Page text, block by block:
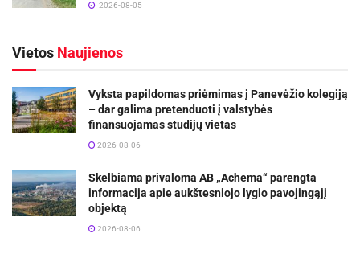
2026-08-05
Vietos Naujienos
Vyksta papildomas priėmimas į Panevėžio kolegiją
– dar galima pretenduoti į valstybės
finansuojamas studijų vietas
2026-08-06
Skelbiama privaloma AB „Achema“ parengta
informacija apie aukštesniojo lygio pavojingąjį
objektą
2026-08-06